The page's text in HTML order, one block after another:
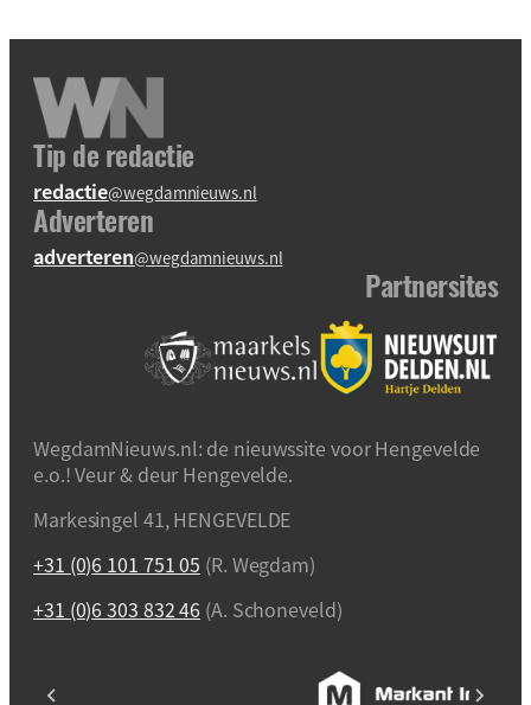
Tip de redactie
redactie@wegdamnieuws.nl
Adverteren
adverteren@wegdamnieuws.nl
Partnersites
WegdamNieuws.nl: de nieuwssite voor Hengevelde
e.o.! Veur & deur Hengevelde.
Markesingel 41, HENGEVELDE
+31 (0)6 101 751 05 (R. Wegdam)
+31 (0)6 303 832 46 (A. Schoneveld)